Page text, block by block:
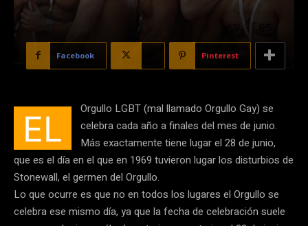
Facebook Pinterest
EL
Orgullo LGBT (mal llamado Orgullo Gay) se
celebra cada año a finales del mes de junio.
Más exactamente tiene lugar el 28 de junio,
que es el día en el que en 1969 tuvieron lugar los disturbios de
Stonewall, el germen del Orgullo.
Lo que ocurre es que no en todos los lugares el Orgullo se
celebra ese mismo día, ya que la fecha de celebración suele